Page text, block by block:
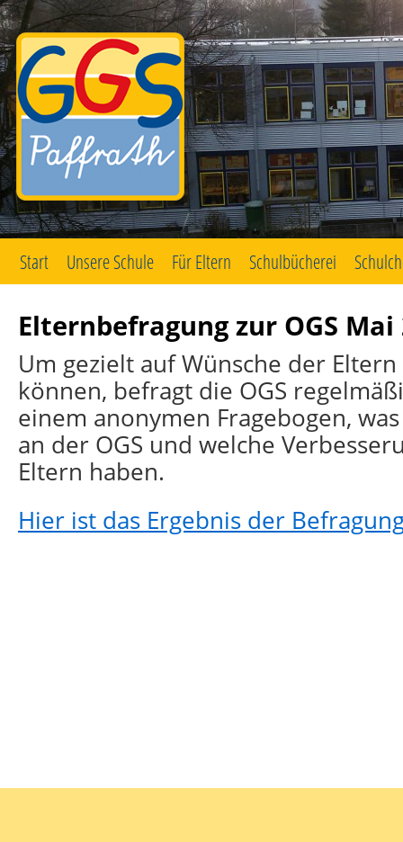
Zum
Start Unsere Schule Für Eltern Schulbücherei
Elternbefragung zur OGS Mai
Um gezielt auf Wünsche der
können, befragt die OGS
einem anonymen Fragebogen,
an der OGS und welche
Eltern haben.
Hier ist das Ergebnis der